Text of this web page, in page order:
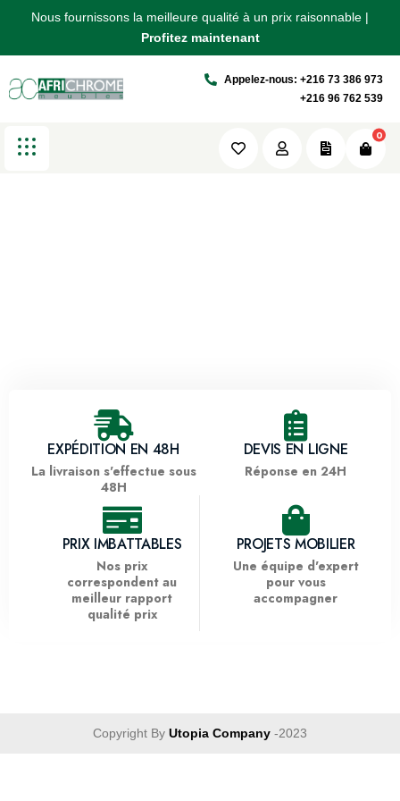
Nous fournissons la meilleure qualité à un prix raisonnable |
Profitez maintenant
Nous fournissons la meilleure qualité à un prix raisonnable |
Profitez maintenant
Nous fournissons la meilleure qualité à un prix raisonnable |
Profitez maintenant
Appelez-nous: +216 73 386 973
+216 96 762 539
0
Five Columns Wide
Africhrome Portfolio Five Columns Wide
EXPÉDITION EN 48H
La livraison s'effectue sous
48H
DEVIS EN LIGNE
Réponse en 24H
PRIX IMBATTABLES
Nos prix
correspondent au
meilleur rapport
qualité prix
PROJETS MOBILIER
Une équipe d'expert
pour vous
accompagner
Copyright By Utopia Company -2023